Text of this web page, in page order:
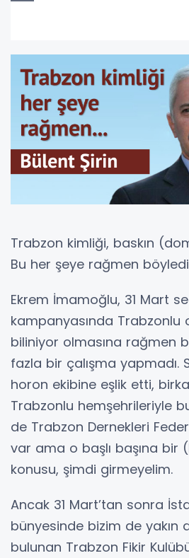
Trabzon kimliği, baskın
Bu her şeye rağmen
Ekrem İmamoğlu, 31 Mart
kampanyasında Trabzonlu
biliniyor olmasına rağmen
fazla bir çalışma yapmadı.
horon ekibine eşlik etti,
Trabzonlu hemşehrileriyle
de Trabzon Dernekleri
var ama o başlı başına bir
konusu, şimdi girmeyelim.
Ancak 31 Mart’tan sonra
bünyesinde bizim de yakın
bulunan Trabzon Fikir